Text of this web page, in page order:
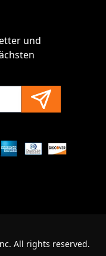
und
All rights reserved.